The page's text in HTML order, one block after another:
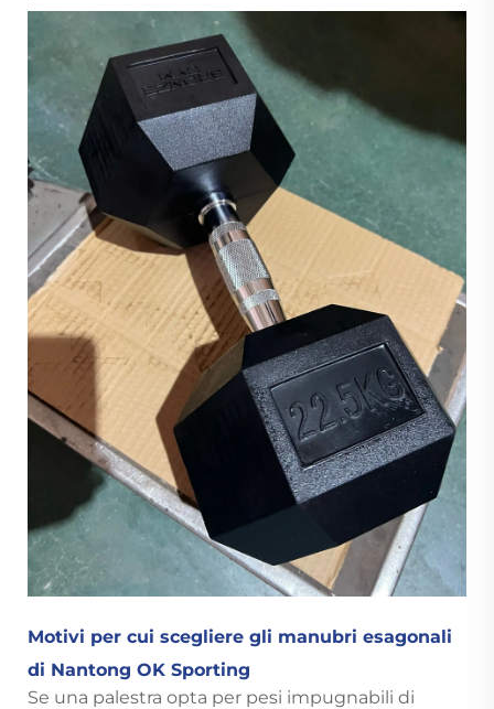
Motivi per cui scegliere gli manubri esagonali
di Nantong OK Sporting
Se una palestra opta per pesi impugnabili di